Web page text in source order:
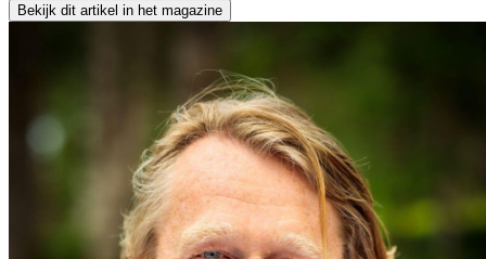
Bekijk dit artikel in het magazine